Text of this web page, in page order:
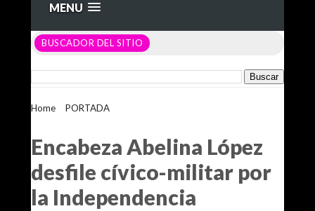
MENU
BUSCADOR DEL SITIO
Home PORTADA
Encabeza Abelina López
desfile cívico-militar por
la Independencia